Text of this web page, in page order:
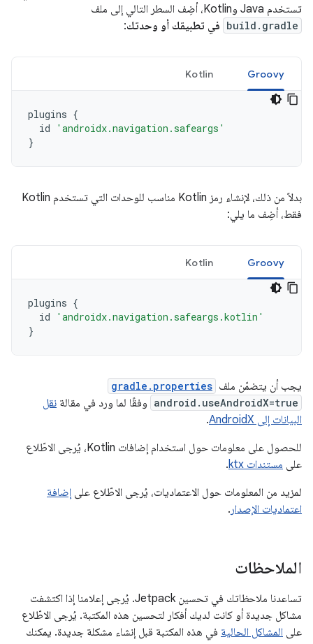
تستخدم Java وKotlin، أضِف السطر التالي إلى ملف
build.gradle في تطبيقك أو وحدتك:
Groovy
Kotlin
plugins {
id
'androidx.navigation.safeargs'
}
بدلاً من ذلك، لإنشاء رمز Kotlin مناسب للوحدات التي تستخدم Kotlin
فقط، أضِف ما يلي:
Groovy
Kotlin
plugins {
id
'androidx.navigation.safeargs.kotlin'
}
يجب أن يتضمّن ملف gradle.properties
android.useAndroidX=true وفقًا لما ورد في مقالة نقل
البيانات إلى AndroidX
.
للحصول على معلومات حول استخدام إضافات Kotlin، يُرجى الاطّلاع
على مستندات ktx
.
لمزيد من المعلومات حول الاعتماديات، يُرجى الاطّلاع على إضافة
اعتماديات الإصدار .
الملاحظات
تساعدنا ملاحظاتك في تحسين Jetpack. يُرجى إعلامنا إذا اكتشفت
مشاكل جديدة أو كانت لديك أفكار لتحسين هذه المكتبة. يُرجى الاطّلاع
على المشاكل الحالية في هذه المكتبة قبل إنشاء مشكلة جديدة. يمكنك